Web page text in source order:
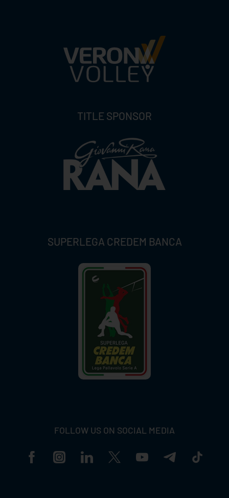
TITLE SPONSOR
SUPERLEGA CREDEM BANCA
FOLLOW US ON SOCIAL MEDIA